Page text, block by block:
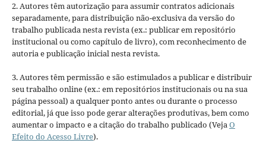
2. Autores têm autorização para assumir contratos adicionais
separadamente, para distribuição não-exclusiva da versão do
trabalho publicada nesta revista (ex.: publicar em repositório
institucional ou como capítulo de livro), com reconhecimento de
autoria e publicação inicial nesta revista.
3. Autores têm permissão e são estimulados a publicar e distribuir
seu trabalho online (ex.: em repositórios institucionais ou na sua
página pessoal) a qualquer ponto antes ou durante o processo
editorial, já que isso pode gerar alterações produtivas, bem como
aumentar o impacto e a citação do trabalho publicado (VejaO
Efeito do Acesso Livre).